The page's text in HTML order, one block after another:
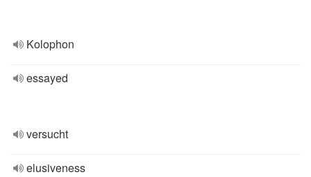
Kolophon
essayed
versucht
elusiveness